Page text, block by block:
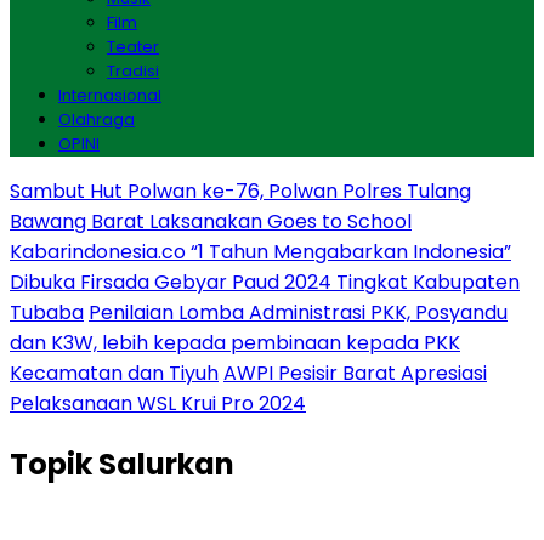
Film
Teater
Tradisi
Internasional
Olahraga
OPINI
Sambut Hut Polwan ke-76, Polwan Polres Tulang
Bawang Barat Laksanakan Goes to School
Kabarindonesia.co “1 Tahun Mengabarkan Indonesia”
Dibuka Firsada Gebyar Paud 2024 Tingkat Kabupaten
Tubaba Penilaian Lomba Administrasi PKK, Posyandu
dan K3W, lebih kepada pembinaan kepada PKK
Kecamatan dan TiyuhAWPI Pesisir Barat Apresiasi
Pelaksanaan WSL Krui Pro 2024
TopikSalurkan